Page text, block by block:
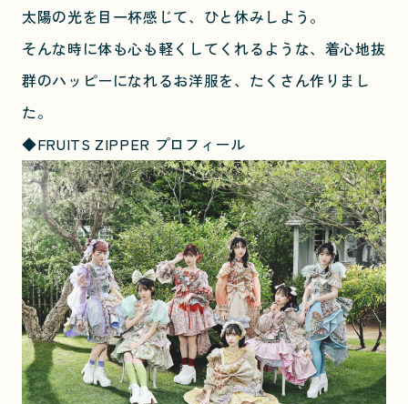
太陽の光を目一杯感じて、ひと休みしよう。
そんな時に体も心も軽くしてくれるような、着心地抜
群のハッピーになれるお洋服を、たくさん作りまし
た。
◆FRUITS ZIPPER プロフィール